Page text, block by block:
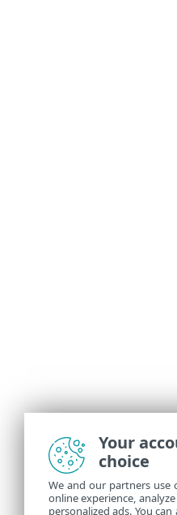
Your
choice
We and our partners use
online experience,
personalized ads. You